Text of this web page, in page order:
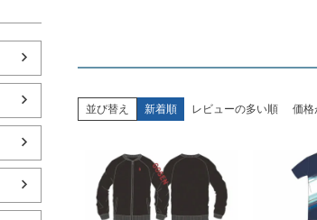
並び替え 新着順 レビューの多い順 価格